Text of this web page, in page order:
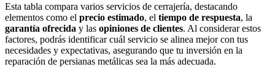
Esta tabla compara varios servicios de cerrajería, destacando
elementos como el precio estimado, el tiempo de respuesta, la
garantía ofrecida y las opiniones de clientes. Al considerar estos
factores, podrás identificar cuál servicio se alinea mejor con tus
necesidades y expectativas, asegurando que tu inversión en la
reparación de persianas metálicas sea la más adecuada.